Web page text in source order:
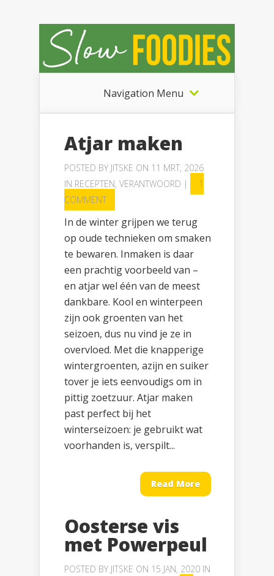
Navigation Menu
Atjar maken
POSTED BY JITSKE ON 11 MRT, 2026
IN RECEPTEN, VERANTWOORD |
1
COMMENT
In de winter grijpen we terug
op oude technieken om smaken
te bewaren. Inmaken is daar
een prachtig voorbeeld van –
en atjar wel één van de meest
dankbare. Kool en winterpeen
zijn ook groenten van het
seizoen, dus nu vind je ze in
overvloed. Met die knapperige
wintergroenten, azijn en suiker
tover je iets eenvoudigs om in
pittig zoetzuur. Atjar maken
past perfect bij het
winterseizoen: je gebruikt wat
voorhanden is, verspilt...
Read More
Oosterse vis
met Powerpeul
POSTED BY JITSKE ON 15 JAN, 2020 IN